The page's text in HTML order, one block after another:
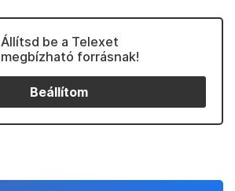
Állítsd be a Telexet
megbízható forrásnak!
Beállítom